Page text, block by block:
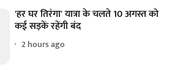
'हर घर तिरंगा' यात्रा के चलते 10 अगस्त को
कई सड़कें रहेंगी बंद
2 hours ago